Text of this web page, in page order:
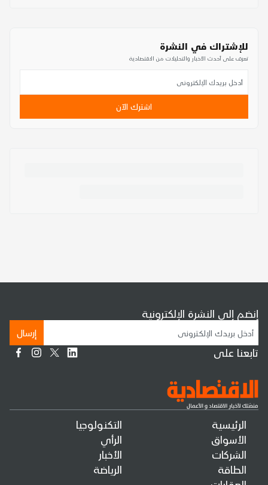
للإشتراك في النشرة
تعرف على أحدث الأخبار والتحليلات من الاقتصادية
اشترك الآن
الرئيسية
الأسواق
الشركات
الطاقة
التكنولوجيا
الرأي
الأخبار
الرياضة
إنضم إلى النشرة الإلكترونية
إرسال
تابعنا على